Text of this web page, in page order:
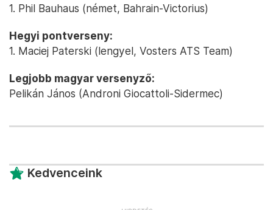
1. Phil Bauhaus (német, Bahrain-Victorius)
Hegyi pontverseny:
1. Maciej Paterski (lengyel, Vosters ATS Team)
Legjobb magyar versenyző:
Pelikán János (Androni Giocattoli-Sidermec)
Kedvenceink